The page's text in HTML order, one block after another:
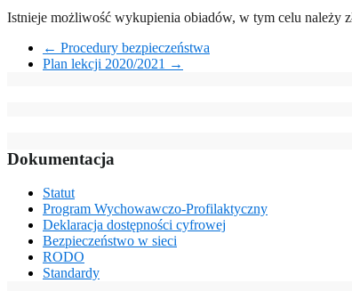
Istnieje możliwość wykupienia obiadów, w tym celu należy
← Procedury bezpieczeństwa
Plan lekcji 2020/2021 →
Dokumentacja
Statut
Program Wychowawczo-Profilaktyczny
Deklaracja dostępności cyfrowej
Bezpieczeństwo w sieci
RODO
Standardy